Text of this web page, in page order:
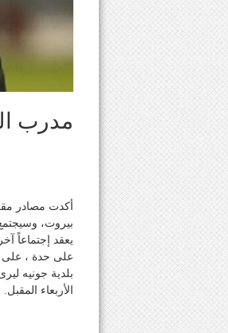
مدرب
أكدت مصادر
بيروت،
يعقد إجتماعاً
على حدة ، على
بلدية جونيه
الأربعاء المقبل.